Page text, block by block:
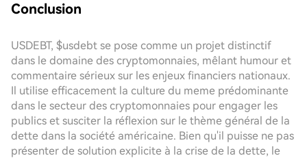
Conclusion
USDEBT, $usdebt se pose comme un projet distinctif
dans le domaine des cryptomonnaies, mêlant humour et
commentaire sérieux sur les enjeux financiers nationaux.
Il utilise efficacement la culture du meme prédominante
dans le secteur des cryptomonnaies pour engager les
publics et susciter la réflexion sur le thème général de la
dette dans la société américaine. Bien qu'il puisse ne pas
présenter de solution explicite à la crise de la dette, le